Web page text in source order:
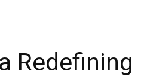
Redefining